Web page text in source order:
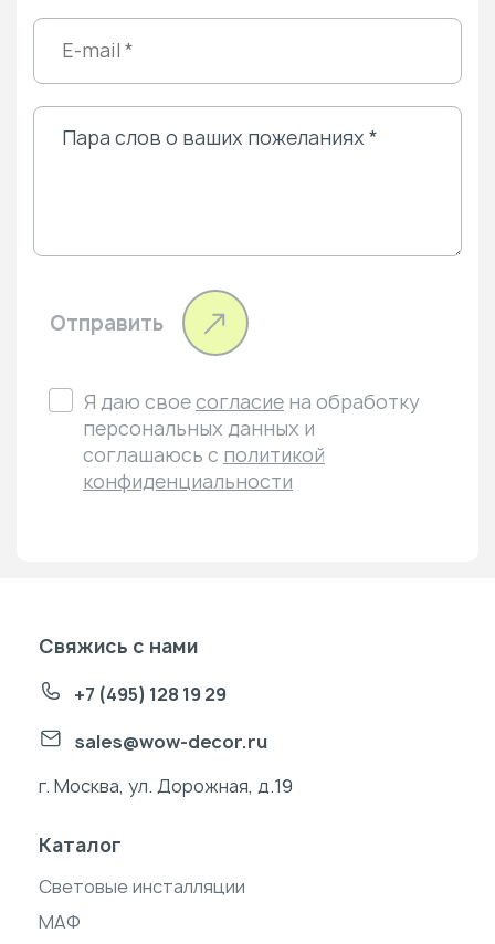
Отправить
Я даю своесогласие на обработку
персональных данных и
соглашаюсь с политикой
конфиденциальности
Свяжись с нами
+7 (495) 128 19 29
sales@wow-decor.ru
г. Москва, ул. Дорожная, д.19
Каталог
Световые инсталляции
МАФ